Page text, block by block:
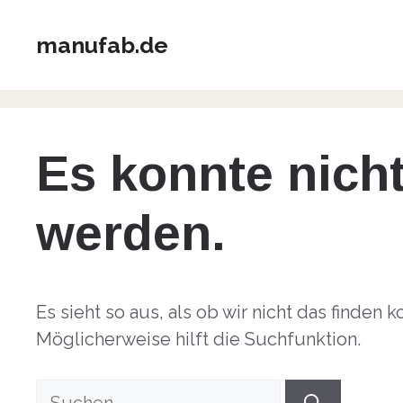
Inhaltmanufab.de
Es konnte
werden.
Es sieht so aus, als ob wir nicht das finden
Möglicherweise hilft die Suchfunktion.
Suche